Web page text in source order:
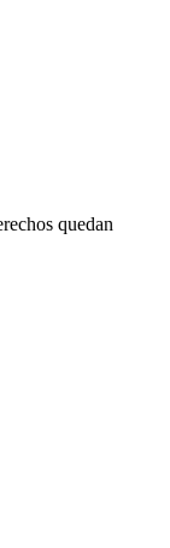
quedan